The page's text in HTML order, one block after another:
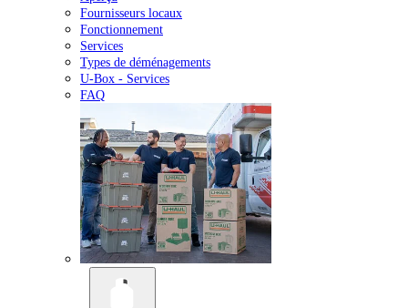
Fournisseurs locaux
Fonctionnement
Services
Types de déménagements
U-Box - Services
FAQ